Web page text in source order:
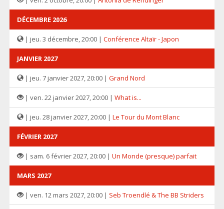
DÉCEMBRE 2026
| jeu. 3 décembre, 20:00 | Conférence Altaïr - Japon
JANVIER 2027
| jeu. 7 janvier 2027, 20:00 | Grand Nord
| ven. 22 janvier 2027, 20:00 | What is...
| jeu. 28 janvier 2027, 20:00 | Le Tour du Mont Blanc
FÉVRIER 2027
| sam. 6 février 2027, 20:00 | Un Monde (presque) parfait
MARS 2027
| ven. 12 mars 2027, 20:00 | Seb Troendlé & The BB Striders